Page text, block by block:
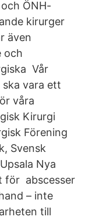
ÖNH-
kirurger
även
och
Vår
vara ett
våra
Kirurgi
Förening
Svensk
Nya
för abscesser
– inte
till